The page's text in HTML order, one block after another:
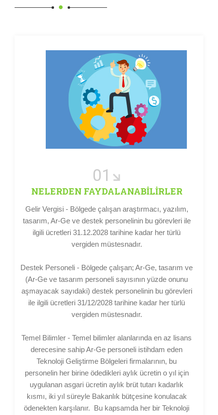
01
NELERDEN FAYDALANABİLİRLER
Gelir Vergisi - Bölgede çalışan araştırmacı, yazılım,
tasarım, Ar-Ge ve destek personelinin bu görevleri ile
ilgili ücretleri 31.12.2028 tarihine kadar her türlü
vergiden müstesnadır.
Destek Personeli - Bölgede çalışan; Ar-Ge, tasarım ve
(Ar-Ge ve tasarım personeli sayısının yüzde onunu
aşmayacak sayıdaki) destek personelinin bu görevleri
ile ilgili ücretleri 31/12/2028 tarihine kadar her türlü
vergiden müstesnadır.
Temel Bilimler - Temel bilimler alanlarında en az lisans
derecesine sahip Ar-Ge personeli istihdam eden
Teknoloji Geliştirme Bölgeleri firmalarının, bu
personelin her birine ödedikleri aylık ücretin o yıl için
uygulanan asgari ücretin aylık brüt tutarı kadarlık
kısmı, iki yıl süreyle Bakanlık bütçesine konulacak
ödenekten karşılanır. Bu kapsamda her bir Teknoloji